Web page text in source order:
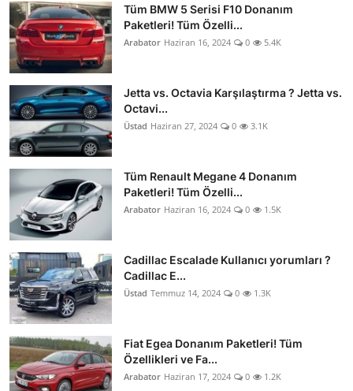
Tüm BMW 5 Serisi F10 Donanım
Paketleri! Tüm Özelli...
Arabator Haziran 16, 2024 0 5.4K
Jetta vs. Octavia Karşılaştırma ? Jetta vs.
Octavi...
Üstad Haziran 27, 2024 0 3.1K
Tüm Renault Megane 4 Donanım
Paketleri! Tüm Özelli...
Arabator Haziran 16, 2024 0 1.5K
Cadillac Escalade Kullanıcı yorumları ?
Cadillac E...
Üstad Temmuz 14, 2024 0 1.3K
Fiat Egea Donanım Paketleri! Tüm
Özellikleri ve Fa...
Arabator Haziran 17, 2024 0 1.2K